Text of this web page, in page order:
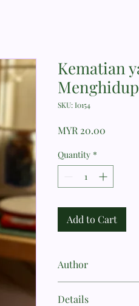
Kematian
SKU: I0154
MYR 20.00
Quantity *
Add to Cart
Author
Details